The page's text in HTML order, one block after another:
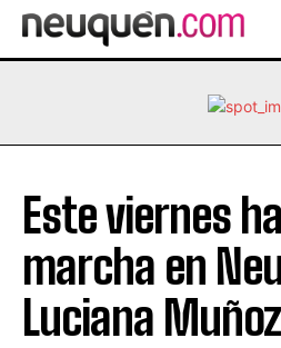
Este viernes
marcha en
Luciana Muñoz